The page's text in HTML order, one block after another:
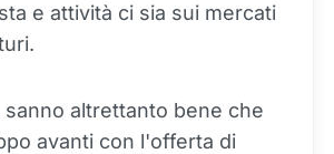
e attività ci sia sui mercati
sanno altrettanto bene che
avanti con l'offerta di